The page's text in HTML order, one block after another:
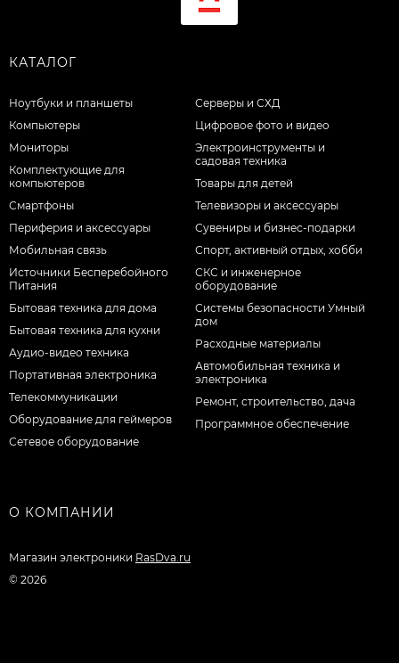
КАТАЛОГ
Ноутбуки и планшеты
Компьютеры
Мониторы
Комплектующие для
компьютеров
Смартфоны
Периферия и аксессуары
Мобильная связь
Источники Бесперебойного
Питания
Бытовая техника для дома
Бытовая техника для кухни
Аудио-видео техника
Портативная электроника
Телекоммуникации
Оборудование для геймеров
Сетевое оборудование
Серверы и СХД
Цифровое фото и видео
Электроинструменты и
садовая техника
Товары для детей
Телевизоры и аксессуары
Сувениры и бизнес-подарки
Спорт, активный отдых, хобби
СКС и инженерное
оборудование
Системы безопасности Умный
дом
Расходные материалы
Автомобильная техника и
электроника
Ремонт, строительство, дача
Программное обеспечение
О КОМПАНИИ
Магазин электроники RasDva.ru
© 2026